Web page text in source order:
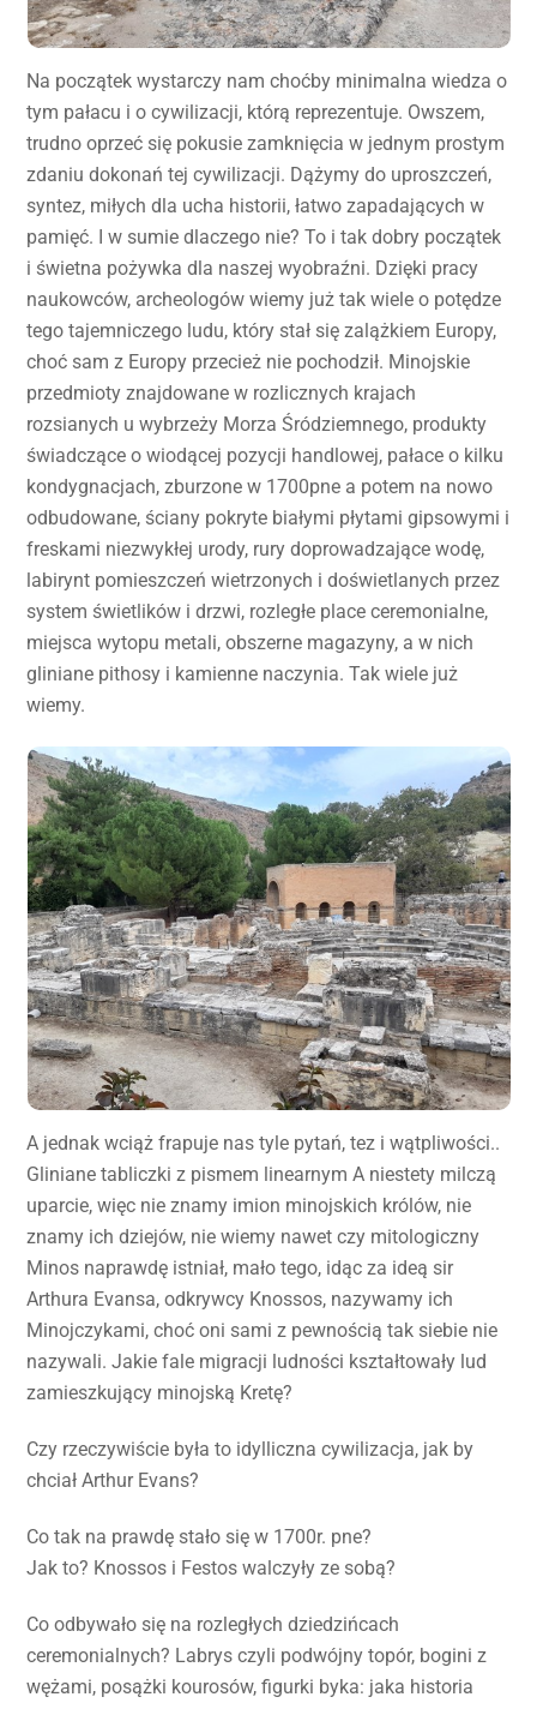
Na początek wystarczy nam choćby minimalna wiedza o
tym pałacu i o cywilizacji, którą reprezentuje. Owszem,
trudno oprzeć się pokusie zamknięcia w jednym prostym
zdaniu dokonań tej cywilizacji. Dążymy do uproszczeń,
syntez, miłych dla ucha historii, łatwo zapadających w
pamięć. I w sumie dlaczego nie? To i tak dobry początek
i świetna pożywka dla naszej wyobraźni. Dzięki pracy
naukowców, archeologów wiemy już tak wiele o potędze
tego tajemniczego ludu, który stał się zalążkiem Europy,
choć sam z Europy przecież nie pochodził. Minojskie
przedmioty znajdowane w rozlicznych krajach
rozsianych u wybrzeży Morza Śródziemnego, produkty
świadczące o wiodącej pozycji handlowej, pałace o kilku
kondygnacjach, zburzone w 1700pne a potem na nowo
odbudowane, ściany pokryte białymi płytami gipsowymi i
freskami niezwykłej urody, rury doprowadzające wodę,
labirynt pomieszczeń wietrzonych i doświetlanych przez
system świetlików i drzwi, rozległe place ceremonialne,
miejsca wytopu metali, obszerne magazyny, a w nich
gliniane pithosy i kamienne naczynia. Tak wiele już
wiemy.
A jednak wciąż frapuje nas tyle pytań, tez i wątpliwości..
Gliniane tabliczki z pismem linearnym A niestety milczą
uparcie, więc nie znamy imion minojskich królów, nie
znamy ich dziejów, nie wiemy nawet czy mitologiczny
Minos naprawdę istniał, mało tego, idąc za ideą sir
Arthura Evansa, odkrywcy Knossos, nazywamy ich
Minojczykami, choć oni sami z pewnością tak siebie nie
nazywali. Jakie fale migracji ludności kształtowały lud
zamieszkujący minojską Kretę?
Czy rzeczywiście była to idylliczna cywilizacja, jak by
chciał Arthur Evans?
Co tak na prawdę stało się w 1700r. pne?
Jak to? Knossos i Festos walczyły ze sobą?
Co odbywało się na rozległych dziedzińcach
ceremonialnych? Labrys czyli podwójny topór, bogini z
wężami, posążki kourosów, figurki byka: jaka historia